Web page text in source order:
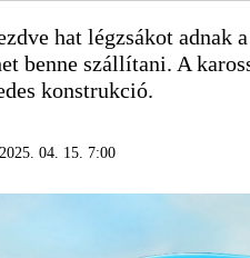
hat légzsákot adnak
benne szállítani. A
konstrukció.
2025. 04. 15. 7:00